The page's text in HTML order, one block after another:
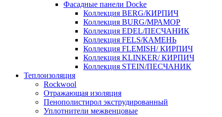
Фасадные панели Docke
Коллекция BERG/КИРПИЧ
Коллекция BURG/МРАМОР
Коллекция EDEL/ПЕСЧАНИК
Коллекция FELS/КАМЕНЬ
Коллекция FLEMISH/ КИРПИЧ
Коллекция KLINKER/ КИРПИЧ
Коллекция STEIN/ПЕСЧАНИК
Теплоизоляция
Rockwool
Отражающая изоляция
Пенополистирол экструдированный
Уплотнители межвенцовые